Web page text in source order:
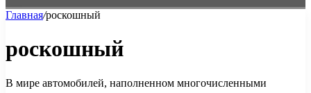
Главная/роскошный
роскошный
В мире автомобилей, наполненном многочисленными